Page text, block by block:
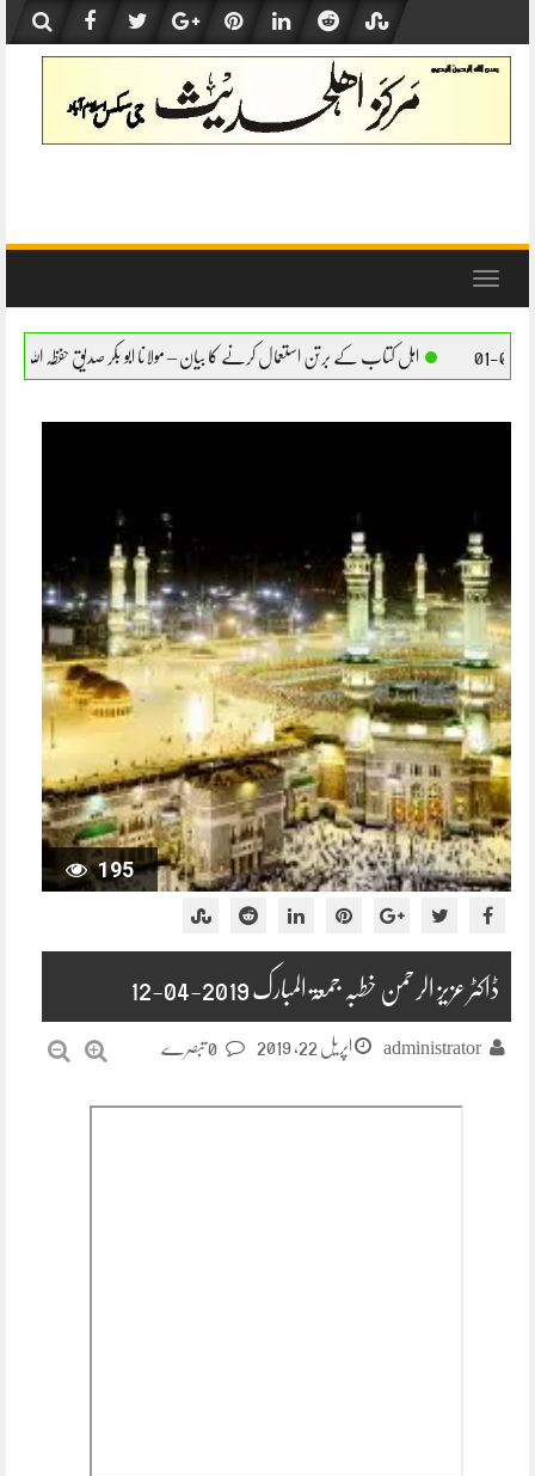
content
Toggle
برتن استعمال کرنے کا بیان – مولانا ابو بکر صدیق حفظہ اللہ اہل کتاب کے برتن
195
ڈاکٹر عزیز الرحمن خطبہ جمعۃ المبارک 2019-04-12
administrator اپریل 22, 2019